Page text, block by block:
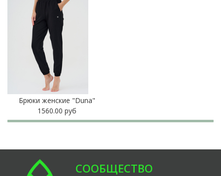
Брюки женские "Duna"
1560.00 руб
СООБЩЕСТВО